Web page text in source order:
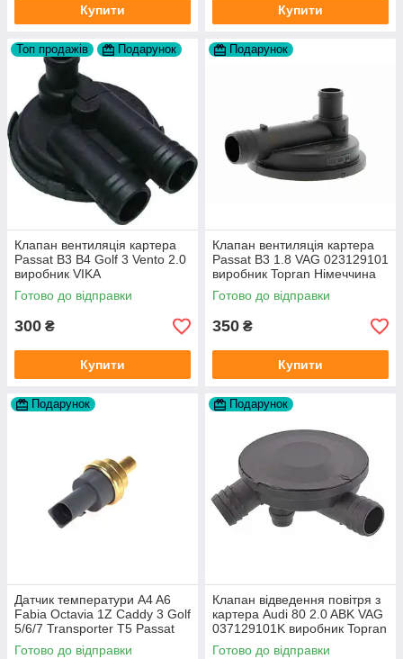
Купити Купити
Топ продажів Подарунок
Клапан вентиляція картера
Passat B3 B4 Golf 3 Vento 2.0
виробник VIKA
Готово до відправки
300 ₴
Купити
Подарунок
Клапан вентиляція картера
Passat B3 1.8 VAG 023129101
виробник Topran Німеччина
Готово до відправки
350 ₴
Купити
Подарунок
Датчик температури A4 A6
Fabia Octavia 1Z Caddy 3 Golf
5/6/7 Transporter T5 Passat
B6 (колір сірий)
Готово до відправки
Подарунок
Клапан відведення повітря з
картера Audi 80 2.0 ABK VAG
037129101K виробник Topran
Німеччина
Готово до відправки